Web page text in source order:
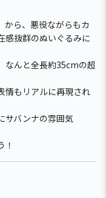
から、悪役ながらもカ
感抜群のぬいぐるみに
なんと全長約35cmの超
情もリアルに再現され
サバンナの雰囲気